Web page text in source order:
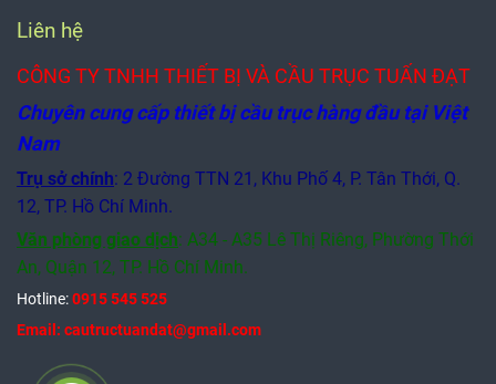
Liên hệ
CÔNG TY TNHH THIẾT BỊ VÀ CẦU TRỤC TUẤN ĐẠT
Chuyên cung cấp thiết bị cầu trục hàng đầu tại Việt
Nam
Trụ sở chính: 2 Đường TTN 21, Khu Phố 4, P. Tân Thới, Q.
12, TP. Hồ Chí Minh.
Văn phòng giao dịch: A34 - A35 Lê Thị Riêng, Phường Thới
An, Quận 12, TP. Hồ Chí Minh.
Hotline:0915 545 525
Email: cautructuandat@gmail.com